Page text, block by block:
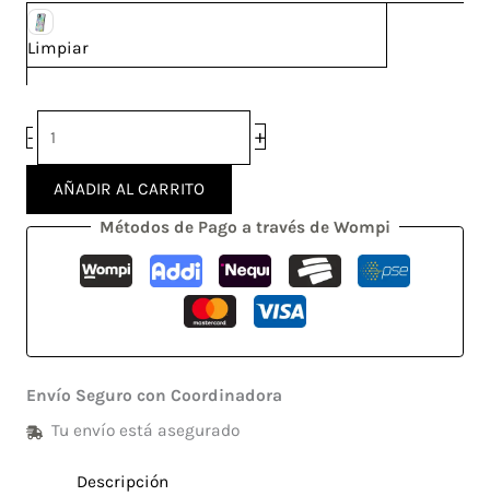
Limpiar
- +
AÑADIR AL CARRITO
Métodos de Pago a través de Wompi
Envío Seguro con Coordinadora
Tu envío está asegurado
Descripción